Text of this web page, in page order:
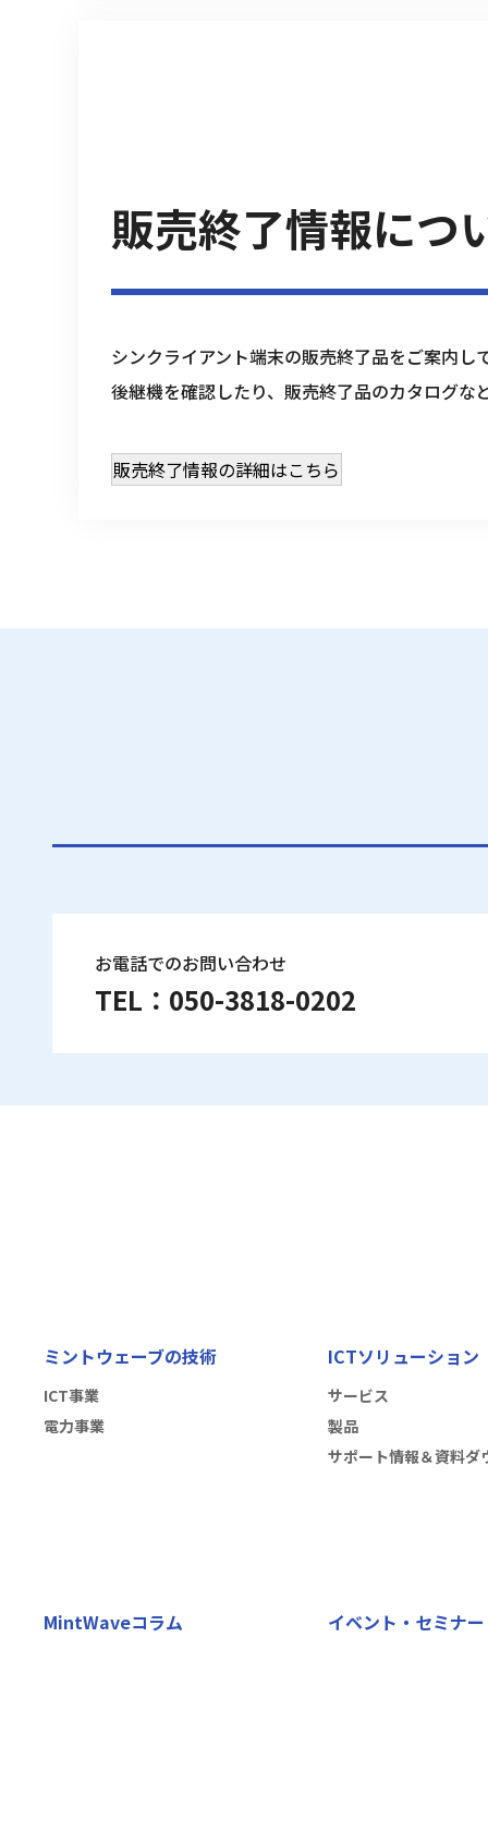
販売終了情報につ
シンクライアント端末の販売終了品をご案内し
後継機を確認したり、販売終了品のカタログな
販売終了情報の詳細はこちら
お電話でのお問い合わせ
TEL： 050-3818-0202
ミントウェーブの技術
ICT事業
電力事業
ICTソリューション
サービス
製品
サポート情報＆資料ダ
MintWaveコラム イベント・セミナー